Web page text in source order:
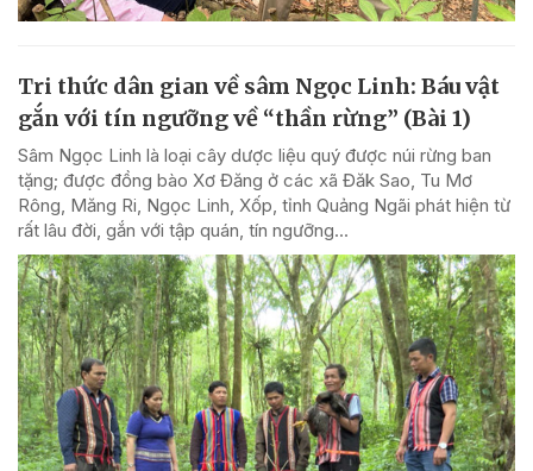
Tri thức dân gian về sâm Ngọc Linh: Báu vật
gắn với tín ngưỡng về “thần rừng” (Bài 1)
Sâm Ngọc Linh là loại cây dược liệu quý được núi rừng ban
tặng; được đồng bào Xơ Đăng ở các xã Đăk Sao, Tu Mơ
Rông, Măng Ri, Ngọc Linh, Xốp, tỉnh Quảng Ngãi phát hiện từ
rất lâu đời, gắn với tập quán, tín ngưỡng...